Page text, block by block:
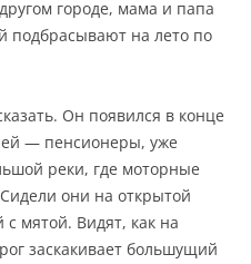
городе, мама и папа
подбрасывают на лето по
Он появился в конце
— пенсионеры, уже
реки, где моторные
они на открытой
мятой. Видят, как на
заскакивает большущий